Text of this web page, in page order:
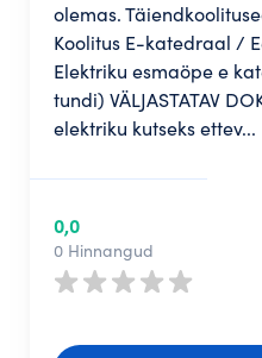
olemas.
Koolitus E-katedraal /
Elektriku esmaöpe e
tundi) VÄLJASTATAV
elektriku kutseks ettev...
0,0
0 Hinnangud